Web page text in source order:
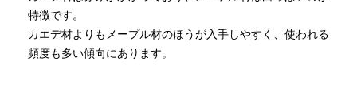
特徴です。
カエデ材よりもメープル材のほうが入手しやすく、使われる
頻度も多い傾向にあります。